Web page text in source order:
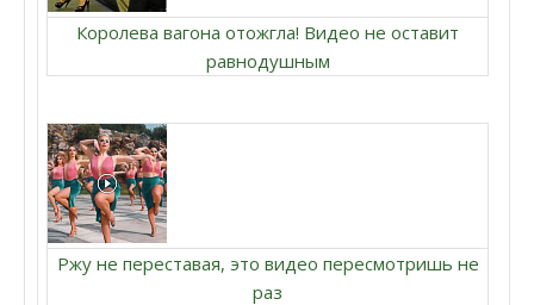
Королева вагона отожгла! Видео не оставит
равнодушным
Ржу не переставая, это видео пересмотришь не
раз